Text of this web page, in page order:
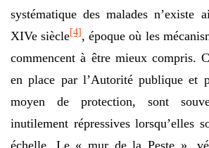
systématique des malades n’existe
XIVe siècle[4], époque où les
commencent à être mieux compris.
en place par l’Autorité publique et
moyen de protection, sont
inutilement répressives lorsqu’elles
échelle. Le « mur de la Peste »,